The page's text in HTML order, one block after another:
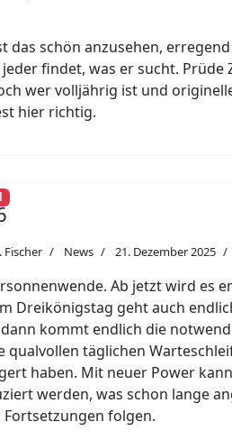
das schön anzusehen,
findet, was er sucht.
wer volljährig ist und
hier richtig.
Fischer News 21. Dezember 2025
Ab jetzt wird es
Dreikönigstag geht auch
kommt endlich die
qualvollen täglichen
haben. Mit neuer Power
werden, was schon lange
Fortsetzungen folgen.